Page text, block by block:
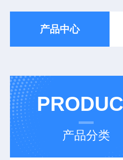
产品中心
产品分类